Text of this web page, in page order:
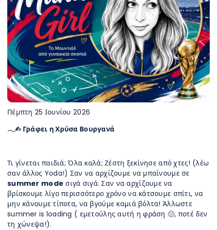
Πέμπτη 25 Ιουνίου 2026
𓂃✍︎ Γράφει η Χρύσα Βουργανά
Τι γίνεται παιδιά; Όλα καλά; Ζέστη ξεκίνησε από χτες! (λέω
σαν άλλος Yoda!) Σαν να αρχίζουμε να μπαίνουμε σε
summer mode σιγά σιγά. Σαν να αρχίζουμε να
βρίσκουμε λίγο περισσότερο χρόνο να κάτσουμε σπίτι, να
μην κάνουμε τίποτα, να βγούμε καμιά βόλτα! Άλλωστε
summer is loading ( εμετούλης αυτή η φράση 🤢, ποτέ δεν
τη χώνεψα!).